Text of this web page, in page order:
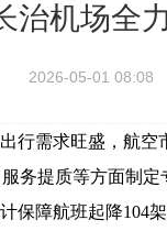
治机场全
2026-05-01 08:08
需求旺盛，航空
务提质等方面制
障航班起降104架